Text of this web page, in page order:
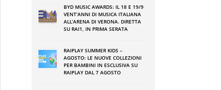
BYD MUSIC AWARDS: IL 18 E 19/9
VENT’ANNI DI MUSICA ITALIANA
ALL’ARENA DI VERONA. DIRETTA
SU RAI1, IN PRIMA SERATA
RAIPLAY SUMMER KIDS –
AGOSTO: LE NUOVE COLLEZIONI
PER BAMBINI IN ESCLUSIVA SU
RAIPLAY DAL 7 AGOSTO